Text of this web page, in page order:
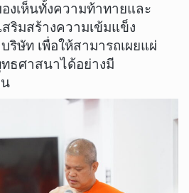
งเห็นทั้งความท้าทายและ
ริมสร้างความเข้มแข็ง
ษัท เพื่อให้สามารถเผยแผ่
ธศาสนาได้อย่างมี